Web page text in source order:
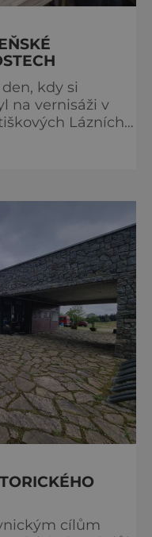
kdy si
na vernisáži v
Lázních
touto významnou
cílům